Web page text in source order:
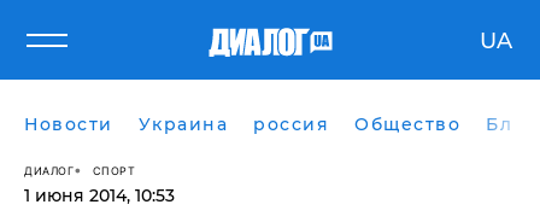
UA
Новости Украина россия Общество
ДИАЛОГ СПОРТ
1 июня 2014, 10:53